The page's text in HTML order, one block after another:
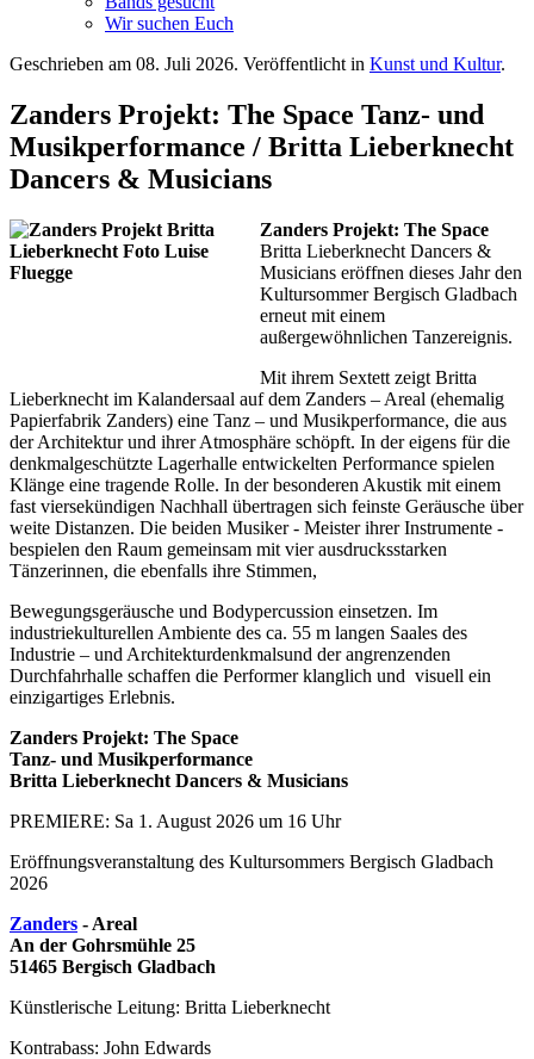
Wir suchen Euch
Geschrieben am 08. Juli 2026. Veröffentlicht in Kunst und Kultur.
Zanders Projekt: The Space Tanz- und
Musikperformance / Britta Lieberknecht
Dancers & Musicians
Zanders Projekt: The Space
Britta Lieberknecht Dancers &
Musicians eröffnen dieses Jahr den
Kultursommer Bergisch Gladbach
erneut mit einem
außergewöhnlichen Tanzereignis.
Mit ihrem Sextett zeigt Britta
Lieberknecht im Kalandersaal auf dem Zanders – Areal (ehemalig
Papierfabrik Zanders) eine Tanz – und Musikperformance, die aus
der Architektur und ihrer Atmosphäre schöpft. In der eigens für die
denkmalgeschützte Lagerhalle entwickelten Performance spielen
Klänge eine tragende Rolle. In der besonderen Akustik mit einem
fast viersekündigen Nachhall übertragen sich feinste Geräusche über
weite Distanzen. Die beiden Musiker - Meister ihrer Instrumente -
bespielen den Raum gemeinsam mit vier ausdrucksstarken
Tänzerinnen, die ebenfalls ihre Stimmen,
Bewegungsgeräusche und Bodypercussion einsetzen. Im
industriekulturellen Ambiente des ca. 55 m langen Saales des
Industrie – und Architekturdenkmalsund der angrenzenden
Durchfahrhalle schaffen die Performer klanglich und visuell ein
einzigartiges Erlebnis.
Zanders Projekt: The Space
Tanz- und Musikperformance
Britta Lieberknecht Dancers & Musicians
PREMIERE: Sa 1. August 2026 um 16 Uhr
Eröffnungsveranstaltung des Kultursommers Bergisch Gladbach
2026
Zanders - Areal
An der Gohrsmühle 25
51465 Bergisch Gladbach
Künstlerische Leitung: Britta Lieberknecht
Kontrabass: John Edwards